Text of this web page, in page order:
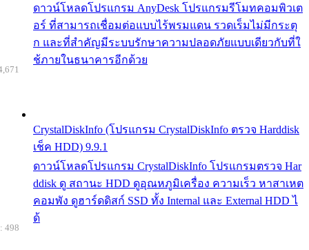
ดาวน์โหลดโปรแกรม AnyDesk โปรแกรมรีโมทคอมพิวเต
อร์ ที่สามารถเชื่อมต่อแบบไร้พรมแดน รวดเร็มไม่มีกระตุ
ก และที่สำคัญมีระบบรักษาความปลอดภัยแบบเดียวกับที่ใ
ช้ภายในธนาคารอีกด้วย
CrystalDiskInfo (โปรแกรม CrystalDiskInfo ตรวจ Harddisk
เช็ค HDD) 9.9.1
ดาวน์โหลดโปรแกรม CrystalDiskInfo โปรแกรมตรวจ Har
ddisk ดู สถานะ HDD ดูอุณหภูมิเครื่อง ความเร็ว หาสาเหต
คอมพัง ดูฮาร์ดดิสก์ SSD ทั้ง Internal และ External HDD ไ
ด้
498